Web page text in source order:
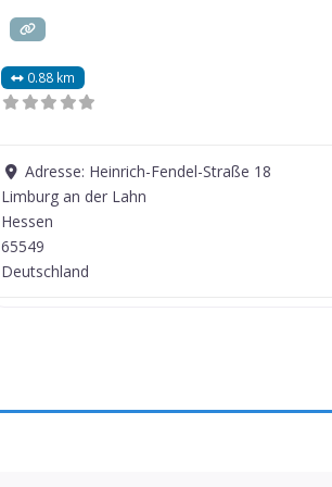
0.88 km
Adresse: Heinrich-Fendel-Straße 18
Limburg an der Lahn
Hessen
65549
Deutschland